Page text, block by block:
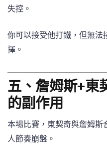
失控。
你可以接受他打鐵，但無法
擇。
五、詹姆斯+東
的副作用
本場比賽，東契奇與詹姆斯
人節奏崩盤。